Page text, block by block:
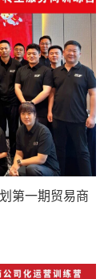
第一期贸易商